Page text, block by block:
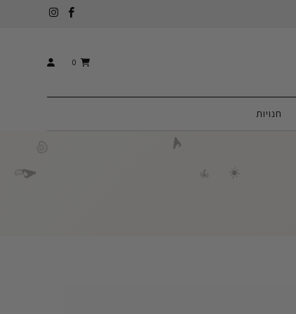
0
חנויות
☀️
🍉🌊
🌊
🐚
🌴